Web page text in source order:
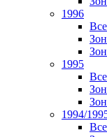
1996
1995
1994/